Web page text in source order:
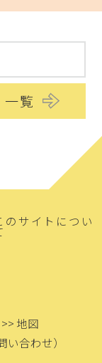
覧
のサイトについ
>> 地図
い合わせ）